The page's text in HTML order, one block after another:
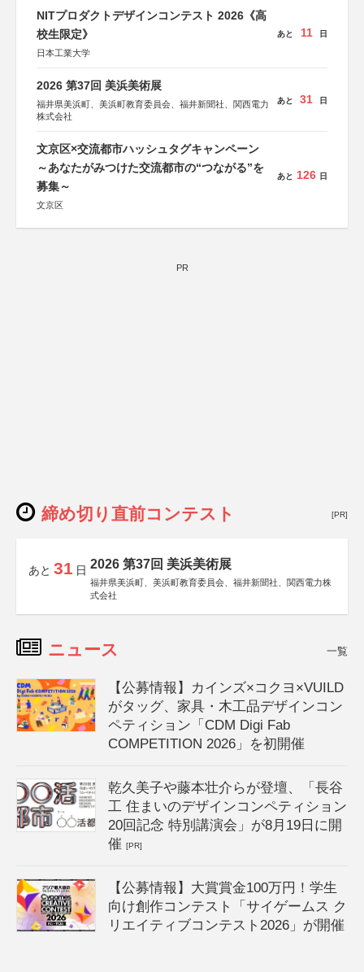
NITプロダクトデザインコンテスト 2026《高
校生限定》
日本工業大学
あと 11 日
2026 第37回 美浜美術展
福井県美浜町、美浜町教育委員会、福井新聞社、関西電力
株式会社
あと 31 日
文京区×交流都市ハッシュタグキャンペーン
～あなたがみつけた交流都市の“つながる”を
募集～
文京区
あと 126 日
PR
締め切り直前コンテスト [PR]
あと 31 日 2026 第37回 美浜美術展
福井県美浜町、美浜町教育委員会、福井新聞社、関西電力株
式会社
ニュース 一覧
【公募情報】カインズ×コクヨ×VUILD
がタッグ、家具・木工品デザインコン
ペティション「CDM Digi Fab
COMPETITION 2026」を初開催
乾久美子や藤本壮介らが登壇、「長谷
工 住まいのデザインコンペティション
20回記念 特別講演会」が8月19日に開
催[PR]
【公募情報】大賞賞金100万円！学生
向け創作コンテスト「サイゲームス ク
リエイティブコンテスト2026」が開催